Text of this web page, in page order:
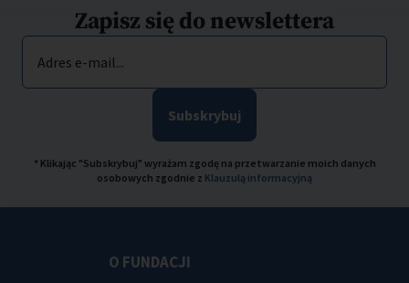
Zapisz się do newslettera
Adres e-mail...
Subskrybuj
* Klikając "Subskrybuj" wyrażam zgodę na przetwarzanie moich danych
osobowych zgodnie z Klauzulą informacyjną
O FUNDACJI